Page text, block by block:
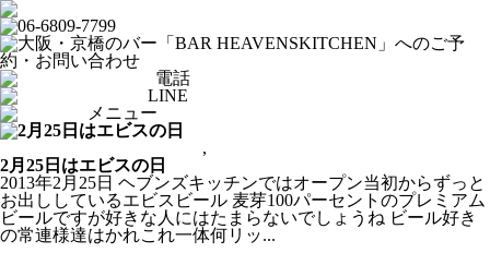
電話
LINE
メニュー
,
2月25日はエビスの日
2013年2月25日 ヘブンズキッチンではオープン当初からずっと
お出ししているエビスビール 麦芽100パーセントのプレミアム
ビールですが好きな人にはたまらないでしょうね ビール好き
の常連様達はかれこれ一体何リッ...